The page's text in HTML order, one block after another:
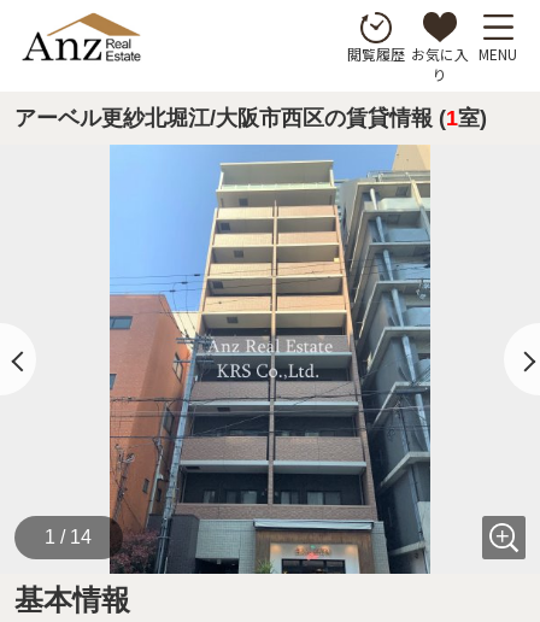
閲覧履歴 お気に入
り
MENU
アーベル更紗北堀江/大阪市西区の賃貸情報 (1室)
1 / 14
基本情報